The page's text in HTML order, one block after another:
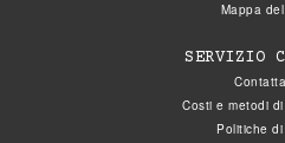
Mappa
SERVIZIO
Costi e metodi
Politiche di